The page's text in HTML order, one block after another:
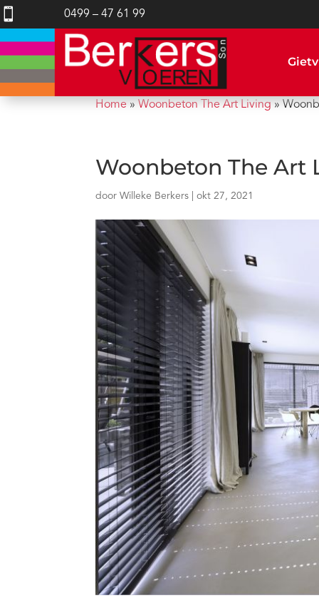
 0499 – 47 61 99
Home »Woonbeton The Art Living »
Woonbeton The Art
doorWilleke Berkers |okt 27, 2021